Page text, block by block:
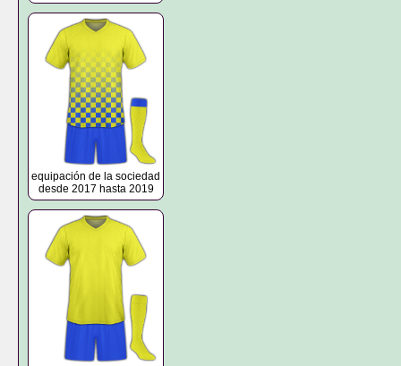
equipación de la sociedad
desde 2017 hasta 2019